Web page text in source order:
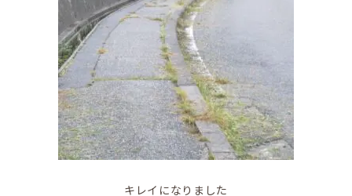
キレイになりました